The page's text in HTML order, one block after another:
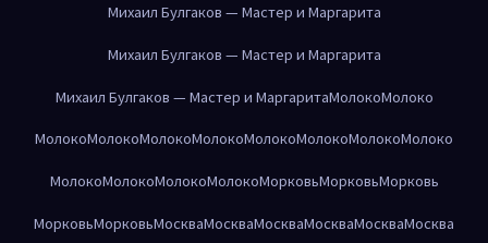
Михаил Булгаков — Мастер и Маргарита
Михаил Булгаков — Мастер и Маргарита
Михаил Булгаков — Мастер и МаргаритаМолокоМолоко
МолокоМолокоМолокоМолокоМолокоМолокоМолокоМолоко
МолокоМолокоМолокоМолокоМорковьМорковьМорковь
МорковьМорковьМоскваМоскваМоскваМоскваМоскваМосква